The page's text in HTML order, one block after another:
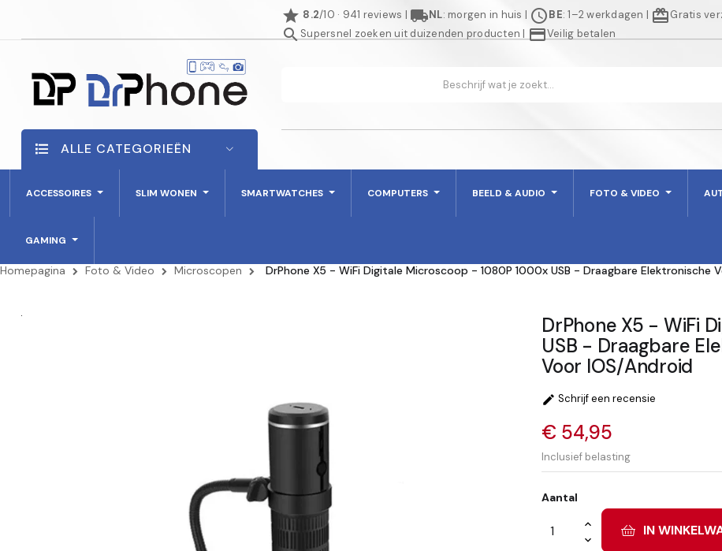
star 8.2/10 · 941 reviews | local_shippingNL: morgen in huis | scheduleBE: 1–2 werkdagen | redeemGratis
searchSupersnel zoeken uit duizenden producten | credit_cardVeilig betalen
ALLE CATEGORIEËN
ACCESSOIRES SLIM WONEN SMARTWATCHES COMPUTERS BEELD & AUDIO FOTO & VIDEO
GAMING
Homepagina Foto & Video Microscopen DrPhone X5 - WiFi Digitale Microscoop - 1080P 1000x USB - Draagbare Elektronische
DrPhone X5 - WiFi
USB - Draagbare
Voor IOS/Android
 Schrijf een recensie
€ 54,95
Inclusief belasting
Aantal
IN